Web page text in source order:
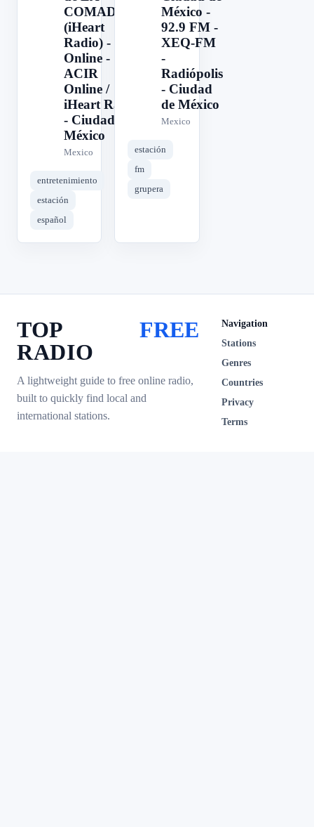
COMADRE
(iHeart
Radio) -
Online -
ACIR
Online /
iHeart Radio
- Ciudad de
México
Mexico
entretenimiento
estación
español
México -
92.9 FM -
XEQ-FM
-
Radiópolis
- Ciudad
de México
Mexico
estación
fm
grupera
TOP
RADIO
FREE
A lightweight guide to free online radio,
built to quickly find local and
international stations.
Navigation
Stations
Genres
Countries
Privacy
Terms